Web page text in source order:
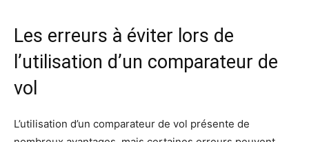
Les erreurs à éviter lors de
l’utilisation d’un comparateur de
vol
L’utilisation d’un comparateur de vol présente de